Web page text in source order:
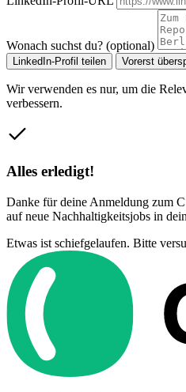
Wonach suchst du? (optional)
LinkedIn-Profil teilen Vorerst
Wir verwenden es nur, um die
verbessern.
Alles erledigt!
Danke für deine Anmeldung zum
auf neue Nachhaltigkeitsjobs in
Etwas ist schiefgelaufen. Bitte